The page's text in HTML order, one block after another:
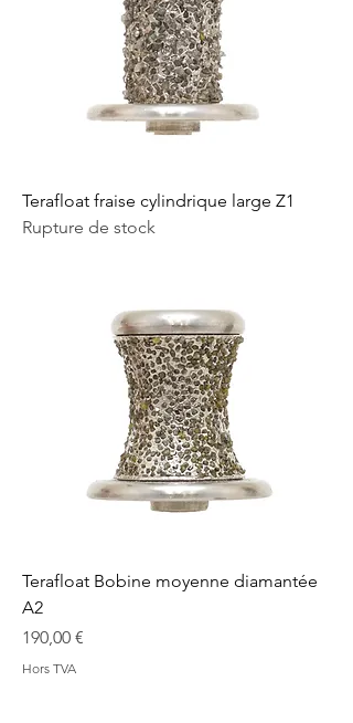
Terafloat fraise cylindrique large Z1
Rupture de stock
Terafloat Bobine moyenne diamantée
A2
Prix
190,00 €
Hors TVA